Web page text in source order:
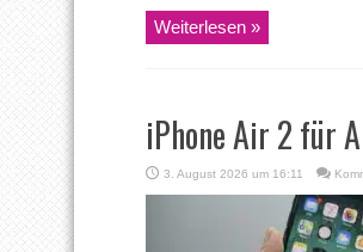
Weiterlesen »
iPhone Air 2 für
3. August 2026 um 16:11